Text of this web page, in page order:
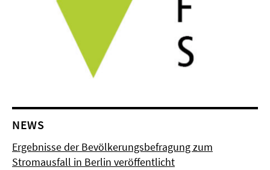
NEWS
Ergebnisse der Bevölkerungsbefragung zum
Stromausfall in Berlin veröffentlicht